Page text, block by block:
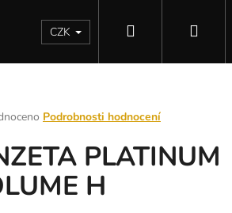
KontaktyCZK
Podrobnosti hodnocení
PLATINUM
H